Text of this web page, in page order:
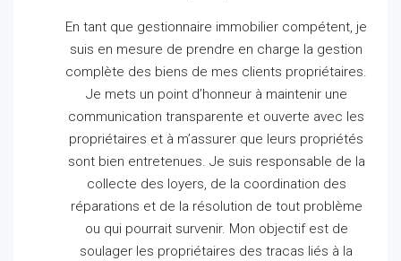
En tant que gestionnaire immobilier compétent, je
suis en mesure de prendre en charge la gestion
complète des biens de mes clients propriétaires.
Je mets un point d’honneur à maintenir une
communication transparente et ouverte avec les
propriétaires et à m’assurer que leurs propriétés
sont bien entretenues. Je suis responsable de la
collecte des loyers, de la coordination des
réparations et de la résolution de tout problème
ou qui pourrait survenir. Mon objectif est de
soulager les propriétaires des tracas liés à la